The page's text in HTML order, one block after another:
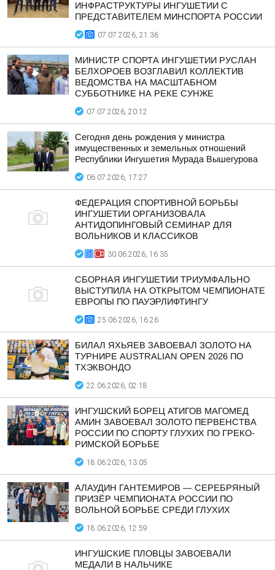
ИНФРАСТРУКТУРЫ ИНГУШЕТИИ С
ПРЕДСТАВИТЕЛЕМ МИНСПОРТА РОССИИ
07.07.2026, 21:36
МИНИСТР СПОРТА ИНГУШЕТИИ РУСЛАН
БЕЛХОРОЕВ ВОЗГЛАВИЛ КОЛЛЕКТИВ
ВЕДОМСТВА НА МАСШТАБНОМ
СУББОТНИКЕ НА РЕКЕ СУНЖЕ
07.07.2026, 20:12
Сегодня день рождения у министра
имущественных и земельных отношений
Республики Ингушетия Мурада Вышегурова
06.07.2026, 17:27
ФЕДЕРАЦИЯ СПОРТИВНОЙ БОРЬБЫ
ИНГУШЕТИИ ОРГАНИЗОВАЛА
АНТИДОПИНГОВЫЙ СЕМИНАР ДЛЯ
ВОЛЬНИКОВ И КЛАССИКОВ
30.06.2026, 16:35
СБОРНАЯ ИНГУШЕТИИ ТРИУМФАЛЬНО
ВЫСТУПИЛА НА ОТКРЫТОМ ЧЕМПИОНАТЕ
ЕВРОПЫ ПО ПАУЭРЛИФТИНГУ
25.06.2026, 16:26
БИЛАЛ ЯХЬЯЕВ ЗАВОЕВАЛ ЗОЛОТО НА
ТУРНИРЕ AUSTRALIAN OPEN 2026 ПО
ТХЭКВОНДО
22.06.2026, 02:18
ИНГУШСКИЙ БОРЕЦ АТИГОВ МАГОМЕД
АМИН ЗАВОЕВАЛ ЗОЛОТО ПЕРВЕНСТВА
РОССИИ ПО СПОРТУ ГЛУХИХ ПО ГРЕКО-
РИМСКОЙ БОРЬБЕ
18.06.2026, 13:05
АЛАУДИН ГАНТЕМИРОВ — СЕРЕБРЯНЫЙ
ПРИЗЁР ЧЕМПИОНАТА РОССИИ ПО
ВОЛЬНОЙ БОРЬБЕ СРЕДИ ГЛУХИХ
18.06.2026, 12:59
ИНГУШСКИЕ ПЛОВЦЫ ЗАВОЕВАЛИ
МЕДАЛИ В НАЛЬЧИКЕ